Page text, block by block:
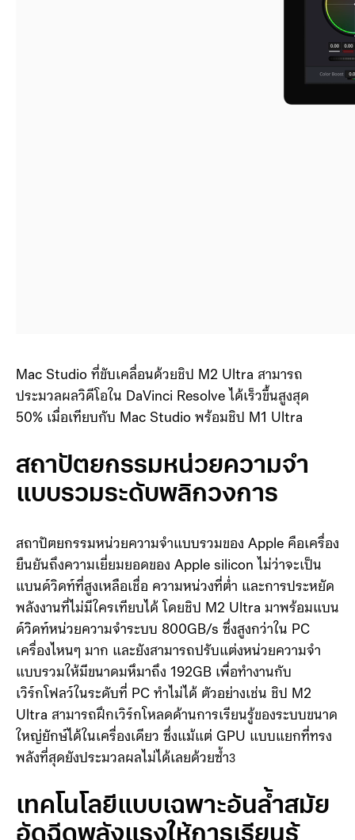
Mac Studio ที่ขับเคลื่อนด้วยชิป M2 Ultra สามารถ
ประมวลผลวิดีโอใน DaVinci Resolve ได้เร็วขึ้นสูงสุด
50% เมื่อเทียบกับ Mac Studio พร้อมชิป M1 Ultra
สถาปัตยกรรมหน่วยความจำ
แบบรวมระดับพลิกวงการ
สถาปัตยกรรมหน่วยความจำแบบรวมของ Apple คือเครื่อง
ยืนยันถึงความเยี่ยมยอดของ Apple silicon ไม่ว่าจะเป็น
แบนด์วิดท์ที่สูงเหลือเชื่อ ความหน่วงที่ต่ำ และการประหยัด
พลังงานที่ไม่มีใครเทียบได้ โดยชิป M2 Ultra มาพร้อมแบน
ด์วิดท์หน่วยความจำระบบ 800GB/s ซึ่งสูงกว่าใน PC
เครื่องไหนๆ มาก และยังสามารถปรับแต่งหน่วยความจำ
แบบรวมให้มีขนาดมหึมาถึง 192GB เพื่อทำงานกับ
เวิร์กโฟลว์ในระดับที่ PC ทำไม่ได้ ตัวอย่างเช่น ชิป M2
Ultra สามารถฝึกเวิร์กโหลดด้านการเรียนรู้ของระบบขนาด
ใหญ่ยักษ์ได้ในเครื่องเดียว ซึ่งแม้แต่ GPU แบบแยกที่ทรง
พลังที่สุดยังประมวลผลไม่ได้เลยด้วยซ้ำ3
เทคโนโลยีแบบเฉพาะอันล้ำสมัย